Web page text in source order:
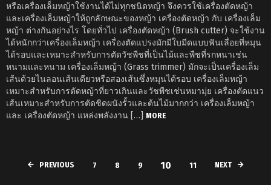
หรือเครื่องเล็มหญ้าใช้งานได้ไม่ทุกชนิดหญ้า จึงควรใช้เครื่องตัดหญ้า
และเครื่องเล็มหญ้าให้ถูกลักษณะของหญ้า เครื่องตัดหญ้า กับ เครื่องเล็ม
หญ้า ต่างกันอย่างไร โดยทั่วไป เครื่องตัดหญ้า (Brush cutter) จะใช้งาน
ได้หนักกว่าเครื่องเล็มหญ้า เครื่องตัดแปรงมักมีใบมีดแบบฟันเลื่อยที่หมุน
ได้รอบและเหมาะสำหรับการตัดวัชพืชที่เป็นไม้และพืชที่รกหนาเช่น
หนามและหนาม เครื่องเล็มหญ้า (Grass trimmer) มักจะเป็นเครื่องเล็ม
เส้นด้วยไนลอนเส้นเดียวหรือสองเส้นซึ่งหมุนได้รอบ เครื่องเล็มหญ้า
เหมาะสำหรับการตัดหญ้าที่ยาวเกินและวัชพืชเช่นหมามุ่ย เครื่องตัดแนว
เส้นเหมาะสำหรับการตัดชิดผนังรั้วและต้นไม้มากกว่า เครื่องเล็มหญ้า
และ เครื่องตัดหญ้า แหล่งพลังงาน […]
MORE
PREVIOUS 7 8 9 10 11 NEXT